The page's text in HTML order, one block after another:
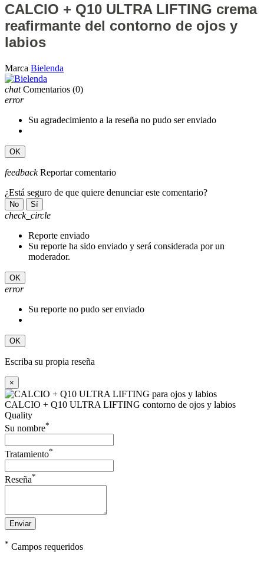
CALCIO + Q10 ULTRA LIFTING crema
reafirmante del contorno de ojos y
labios
Marca Bielenda
chat Comentarios (0)
error
Su agradecimiento a la reseña no pudo ser enviado
OK
feedback Reportar comentario
¿Está seguro de que quiere denunciar este comentario?
No Sí
check_circle
Reporte enviado
Su reporte ha sido enviado y será considerada por un
moderador.
OK
error
Su reporte no pudo ser enviado
OK
Escriba su propia reseña
×
CALCIO + Q10 ULTRA LIFTING contorno de ojos y labios
Quality
Su nombre*
Tratamiento*
Reseña*
Enviar
* Campos requeridos